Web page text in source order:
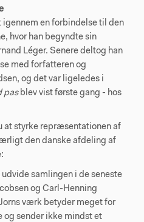
igennem en forbindelse til den
hvor han begyndte sin
Léger. Senere deltog han
med forfatteren og
og det var ligeledes i
pasblev vist første gang - hos
at styrke repræsentationen af
den danske afdeling af
samlingen i de seneste
og Carl-Henning
værk betyder meget for
og sender ikke mindst et